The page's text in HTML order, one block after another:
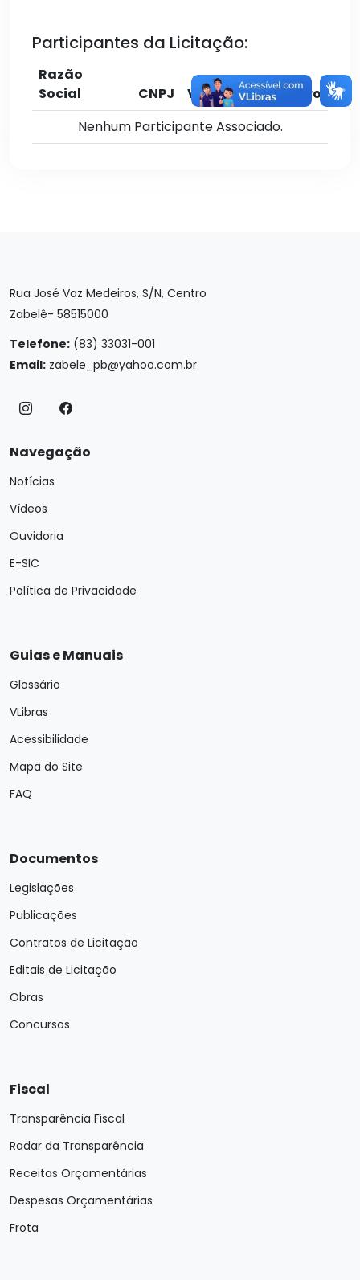
Participantes da Licitação:
Razão
Social
CNPJ Valor
Cadastro
Nenhum Participante Associado.
Rua José Vaz Medeiros, S/N, Centro
Zabelê- 58515000
Telefone: (83) 33031-001
Email: zabele_pb@yahoo.com.br
Navegação
Notícias
Vídeos
Ouvidoria
E-SIC
Política de Privacidade
Guias e Manuais
Glossário
VLibras
Acessibilidade
Mapa do Site
FAQ
Documentos
Legislações
Publicações
Contratos de Licitação
Editais de Licitação
Obras
Concursos
Fiscal
Transparência Fiscal
Radar da Transparência
Receitas Orçamentárias
Despesas Orçamentárias
Frota